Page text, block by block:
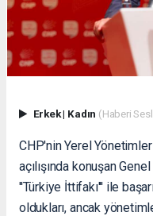
Erkek| Kadın (Haberi
CHP'nin Yerel Yönetimler
açılışında konuşan
''Türkiye İttifakı''' ile
oldukları, ancak